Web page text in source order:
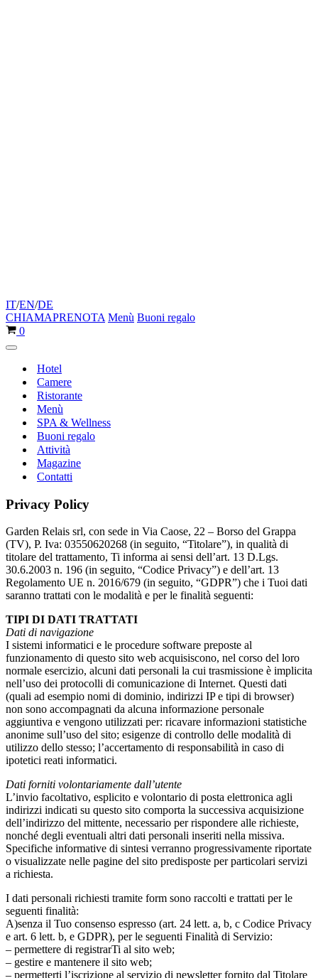
IT/EN/DE
CHIAMAPRENOTA Menù Buoni regalo
Carrello
0
Menu
navigazione
Hotel
Camere
Ristorante
Menù
SPA & Wellness
Buoni regalo
Attività
Magazine
Contatti
Privacy Policy
Garden Relais srl, con sede in Via Caose, 22 – Borso del Grappa
(TV), P. Iva: 03550620268 (in seguito, “Titolare”), in qualità di
titolare del trattamento, Ti informa ai sensi dell’art. 13 D.Lgs.
30.6.2003 n. 196 (in seguito, “Codice Privacy”) e dell’art. 13
Regolamento UE n. 2016/679 (in seguito, “GDPR”) che i Tuoi dati
saranno trattati con le modalità e per le finalità seguenti:
TIPI DI DATI TRATTATI
Dati di navigazione
I sistemi informatici e le procedure software preposte al
funzionamento di questo sito web acquisiscono, nel corso del loro
normale esercizio, alcuni dati personali la cui trasmissione è implicita
nell’uso dei protocolli di comunicazione di Internet. Questi dati
(quali ad esempio nomi di dominio, indirizzi IP e tipi di browser)
non sono accompagnati da alcuna informazione personale
aggiuntiva e vengono utilizzati per: ricavare informazioni statistiche
anonime sull’uso del sito; esigenze di controllo delle modalità di
utilizzo dello stesso; l’accertamento di responsabilità in caso di
ipotetici reati informatici.
Dati forniti volontariamente dall’utente
L’invio facoltativo, esplicito e volontario di posta elettronica agli
indirizzi indicati su questo sito comporta la successiva acquisizione
dell’indirizzo del mittente, necessario per rispondere alle richieste,
nonché degli eventuali altri dati personali inseriti nella missiva.
Specifiche informative di sintesi verranno progressivamente riportate
o visualizzate nelle pagine del sito predisposte per particolari servizi
a richiesta.
I dati personali richiesti tramite form sono raccolti e trattati per le
seguenti finalità:
A)senza il Tuo consenso espresso (art. 24 lett. a, b, c Codice Privacy
e art. 6 lett. b, e GDPR), per le seguenti Finalità di Servizio:
– permettere di registrarTi al sito web;
– gestire e mantenere il sito web;
– permetterti l’iscrizione al servizio di newsletter fornito dal Titolare